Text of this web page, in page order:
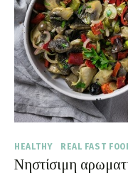
HEALTHY REAL FAST
Νηστίσιμη